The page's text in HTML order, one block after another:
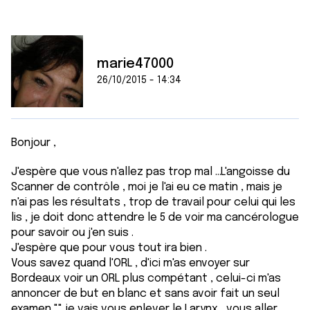
marie47000
26/10/2015 - 14:34
Bonjour ,
J'espère que vous n'allez pas trop mal ...L'angoisse du
Scanner de contrôle , moi je l'ai eu ce matin , mais je
n'ai pas les résultats , trop de travail pour celui qui les
lis , je doit donc attendre le 5 de voir ma cancérologue
pour savoir ou j'en suis .
J'espère que pour vous tout ira bien .
Vous savez quand l'ORL , d'ici m'as envoyer sur
Bordeaux voir un ORL plus compétant , celui-ci m'as
annoncer de but en blanc et sans avoir fait un seul